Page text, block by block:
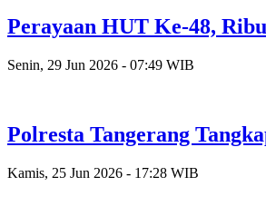
Perayaan HUT Ke-48,
Senin, 29 Jun 2026 - 07:49 WIB
Polresta Tangerang
Kamis, 25 Jun 2026 - 17:28 WIB